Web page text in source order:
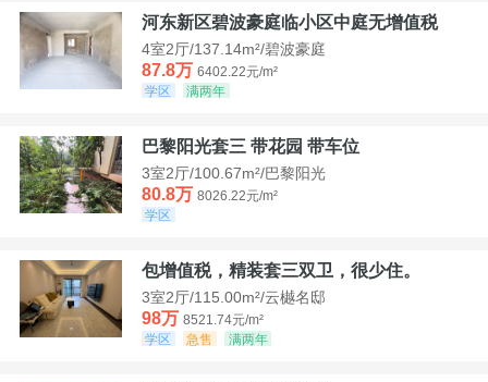
河东新区碧波豪庭临小区中庭无增值税
4室2厅/137.14m²/碧波豪庭
87.8万 6402.22元/m²
学区
满两年
巴黎阳光套三 带花园 带车位
3室2厅/100.67m²/巴黎阳光
80.8万 8026.22元/m²
学区
包增值税，精装套三双卫，很少住。
3室2厅/115.00m²/云樾名邸
98万 8521.74元/m²
学区
急售 满两年